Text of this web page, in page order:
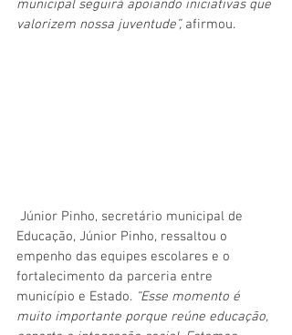
municipal seguirá apoiando iniciativas que
valorizem nossa juventude”, afirmou.
Júnior Pinho, secretário municipal de
Educação, Júnior Pinho, ressaltou o
empenho das equipes escolares e o
fortalecimento da parceria entre
município e Estado. “Esse momento é
muito importante porque reúne educação,